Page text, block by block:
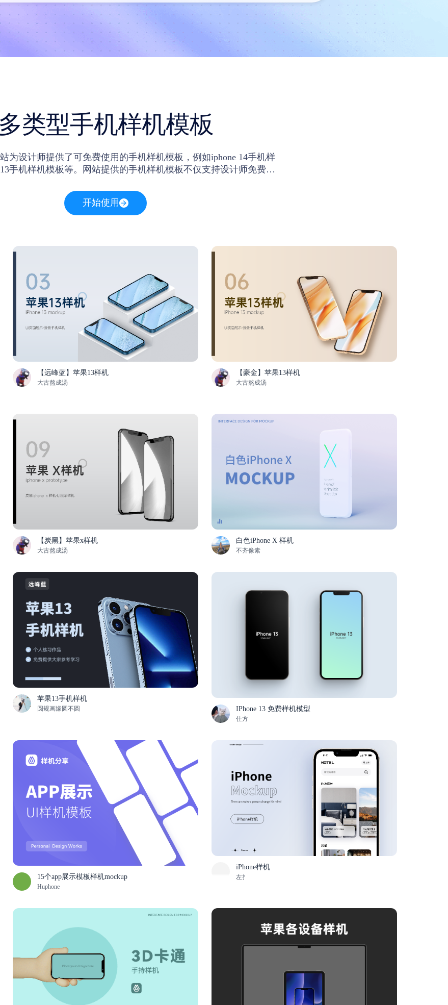
多类型手机样机模板
为设计师提供了可免费使用的手机样机模板，例如iphone 14手机样
手机样机模板等。网站提供的手机样机模板不仅支持设计师免费使
开始使用
【远峰蓝】苹果13样机
大古熬成汤
【豪金】苹果13样机
大古熬成汤
【炭黑】苹果x样机
大古熬成汤
白色iPhone X 样机
不齐像素
苹果13手机样机
圆规画缘圆不圆 IPhone 13 免费样机模型
仕方
15个app展示模板样机mockup
Huphone
iPhone样机
左扌